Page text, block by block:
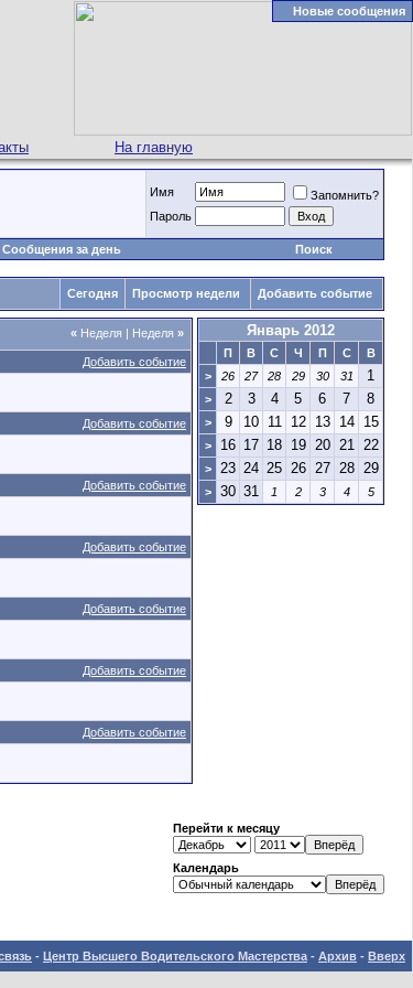
На главную
Новые сообщения
Имя
Запомнить?
Пароль
Сообщения за день Поиск
Сегодня Просмотр недели Добавить событие
« Неделя | Неделя »
Добавить событие
Добавить событие
Добавить событие
Добавить событие
Добавить событие
Добавить событие
Добавить событие
Январь 2012
П В С Ч П С
В
>
26 27 28 29 30 31 1
> 2 3 4 5 6 7 8
> 9 10 11 12 13 14 15
> 16 17 18 19 20 21 22
> 23 24 25 26 27 28 29
> 30 31 1 2 3 4 5
Перейти к месяцу
Календарь
- Центр Высшего Водительского Мастерства - Архив - Вверх